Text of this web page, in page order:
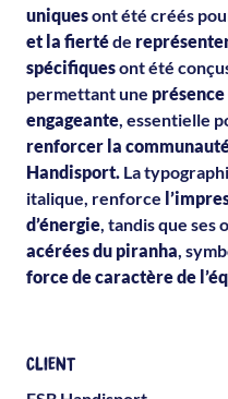
uniquesont été créés
et la fiertéde
spécifiquesont été
permettant une
engageante, essentielle
renforcer la
Handisport. La
italique, renforce
d’énergie, tandis que ses
acérées du piranha,
force de caractère de
CLIENT